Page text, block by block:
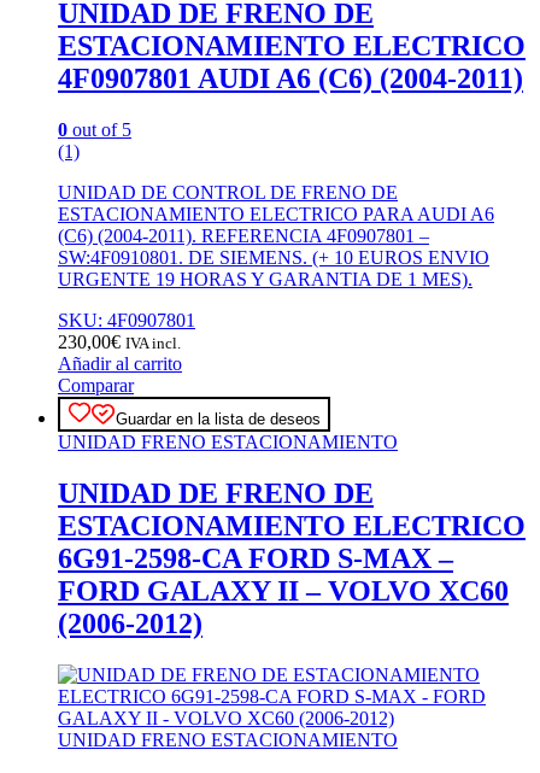
UNIDAD DE FRENO DE
ESTACIONAMIENTO ELECTRICO
4F0907801 AUDI A6 (C6) (2004-2011)
0 out of 5
(1)
UNIDAD DE CONTROL DE FRENO DE
ESTACIONAMIENTO ELECTRICO PARA AUDI A6
(C6) (2004-2011). REFERENCIA 4F0907801 –
SW:4F0910801. DE SIEMENS. (+ 10 EUROS ENVIO
URGENTE 19 HORAS Y GARANTIA DE 1 MES).
SKU: 4F0907801
230,00€ IVA incl.
Añadir al carrito
Comparar
Guardar en la lista de deseos
UNIDAD FRENO ESTACIONAMIENTO
UNIDAD DE FRENO DE
ESTACIONAMIENTO ELECTRICO
6G91-2598-CA FORD S-MAX –
FORD GALAXY II – VOLVO XC60
(2006-2012)
UNIDAD FRENO ESTACIONAMIENTO